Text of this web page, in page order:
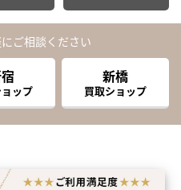
ご相談ください
ップ
新橋
買取ショップ